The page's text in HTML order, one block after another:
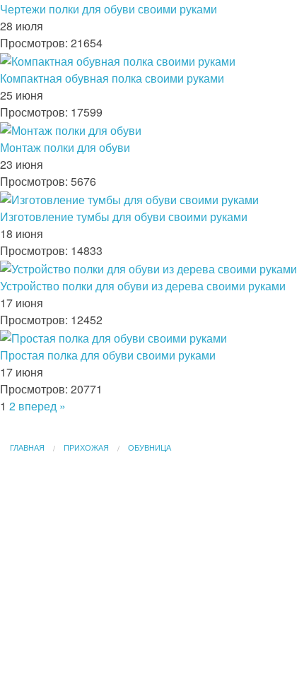
Чертежи полки для обуви своими руками
28 июля
Просмотров: 21654
Компактная обувная полка своими руками
25 июня
Просмотров: 17599
Монтаж полки для обуви
23 июня
Просмотров: 5676
Изготовление тумбы для обуви своими руками
18 июня
Просмотров: 14833
Устройство полки для обуви из дерева своими руками
17 июня
Просмотров: 12452
Простая полка для обуви своими руками
17 июня
Просмотров: 20771
1 2 вперед »
ГЛАВНАЯ ПРИХОЖАЯ ОБУВНИЦА